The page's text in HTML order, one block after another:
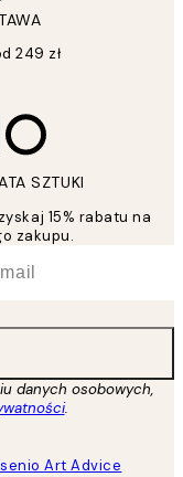
249 zł
SZTUKI
15% rabatu na
zakupu.
danych osobowych,
.
Art Advice